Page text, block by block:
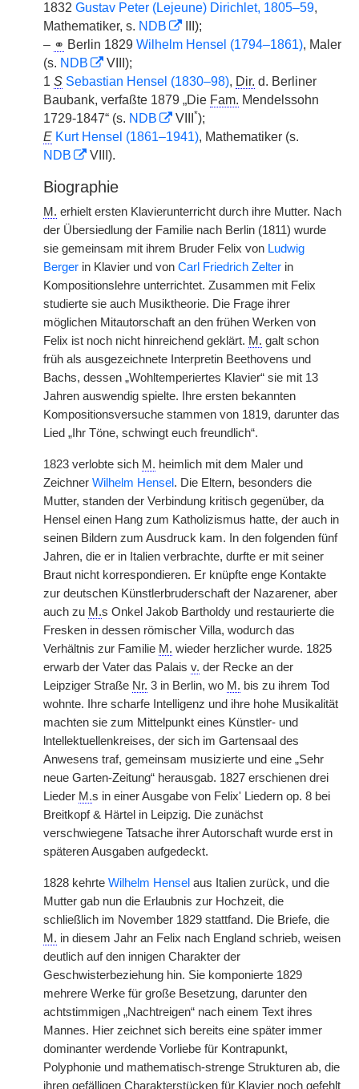
1832 Gustav Peter (Lejeune) Dirichlet, 1805–59,
Mathematiker, s. NDB
III);
– ⚭ Berlin 1829 Wilhelm Hensel (1794–1861), Maler
(s. NDB
VIII);
1 S Sebastian Hensel (1830–98), Dir. d. Berliner
Baubank, verfaßte 1879 „Die Fam. Mendelssohn
1729-1847“ (s. NDB VIII *);
E Kurt Hensel (1861–1941), Mathematiker (s.
NDB
VIII).
Biographie
M. erhielt ersten Klavierunterricht durch ihre Mutter. Nach
der Übersiedlung der Familie nach Berlin (1811) wurde
sie gemeinsam mit ihrem Bruder Felix von Ludwig
Berger in Klavier und von Carl Friedrich Zelter in
Kompositionslehre unterrichtet. Zusammen mit Felix
studierte sie auch Musiktheorie. Die Frage ihrer
möglichen Mitautorschaft an den frühen Werken von
Felix ist noch nicht hinreichend geklärt. M. galt schon
früh als ausgezeichnete Interpretin Beethovens und
Bachs, dessen „Wohltemperiertes Klavier“ sie mit 13
Jahren auswendig spielte. Ihre ersten bekannten
Kompositionsversuche stammen von 1819, darunter das
Lied „Ihr Töne, schwingt euch freundlich“.
1823 verlobte sich M. heimlich mit dem Maler und
Zeichner Wilhelm Hensel . Die Eltern, besonders die
Mutter, standen der Verbindung kritisch gegenüber, da
Hensel einen Hang zum Katholizismus hatte, der auch in
seinen Bildern zum Ausdruck kam. In den folgenden fünf
Jahren, die er in Italien verbrachte, durfte er mit seiner
Braut nicht korrespondieren. Er knüpfte enge Kontakte
zur deutschen Künstlerbruderschaft der Nazarener, aber
auch zu M.s Onkel Jakob Bartholdy und restaurierte die
Fresken in dessen römischer Villa, wodurch das
Verhältnis zur Familie M. wieder herzlicher wurde. 1825
erwarb der Vater das Palais v. der Recke an der
Leipziger Straße Nr. 3 in Berlin, wo M. bis zu ihrem Tod
wohnte. Ihre scharfe Intelligenz und ihre hohe Musikalität
machten sie zum Mittelpunkt eines Künstler- und
lntellektuellenkreises, der sich im Gartensaal des
Anwesens traf, gemeinsam musizierte und eine „Sehr
neue Garten-Zeitung“ herausgab. 1827 erschienen drei
Lieder M.s in einer Ausgabe von Felix' Liedern op. 8 bei
Breitkopf & Härtel in Leipzig. Die zunächst
verschwiegene Tatsache ihrer Autorschaft wurde erst in
späteren Ausgaben aufgedeckt.
1828 kehrte Wilhelm Hensel aus Italien zurück, und die
Mutter gab nun die Erlaubnis zur Hochzeit, die
schließlich im November 1829 stattfand. Die Briefe, die
M. in diesem Jahr an Felix nach England schrieb, weisen
deutlich auf den innigen Charakter der
Geschwisterbeziehung hin. Sie komponierte 1829
mehrere Werke für große Besetzung, darunter den
achtstimmigen „Nachtreigen“ nach einem Text ihres
Mannes. Hier zeichnet sich bereits eine später immer
dominanter werdende Vorliebe für Kontrapunkt,
Polyphonie und mathematisch-strenge Strukturen ab, die
ihren gefälligen Charakterstücken für Klavier noch gefehlt